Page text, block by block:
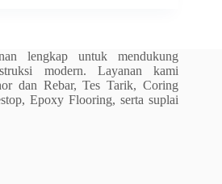
lengkap untuk mendukung
modern. Layanan kami
dan Rebar, Tes Tarik, Coring
Epoxy Flooring, serta suplai